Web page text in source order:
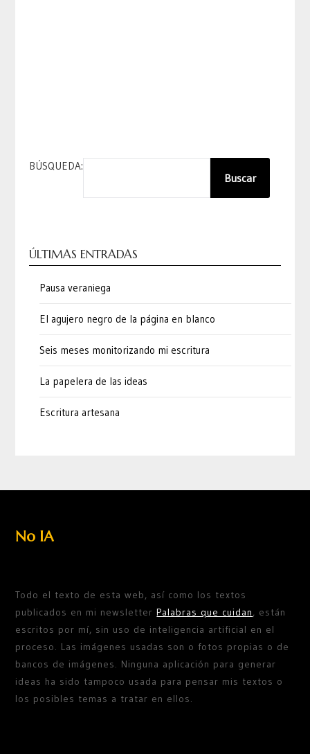
BÚSQUEDA:
Buscar
ÚLTIMAS ENTRADAS
Pausa veraniega
El agujero negro de la página en blanco
Seis meses monitorizando mi escritura
La papelera de las ideas
Escritura artesana
No IA
Todo el texto de esta web, así como los textos
publicados en mi newsletterPalabras que cuidan, están
escritos por mí, sin uso de inteligencia artificial en el
proceso. Las imágenes usadas son o fotos propias o de
bancos de imágenes. Ninguna aplicación para generar
ideas ha sido tampoco usada para pensar mis textos o
los posibles temas a tratar en ellos.